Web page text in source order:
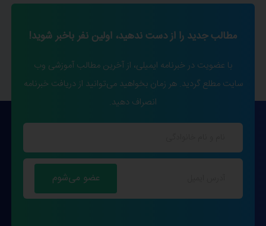
مطالب جدید را از دست ندهید، اولین نفر باخبر شوید!
با عضویت در خبرنامه ایمیلی، از آخرین مطالب آموزشی وب
سایت مطلع گردید. هر زمان بخواهید می‌توانید از دریافت خبرنامه
انصراف دهید.